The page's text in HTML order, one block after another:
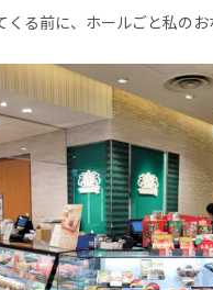
くる前に、ホールごと私の